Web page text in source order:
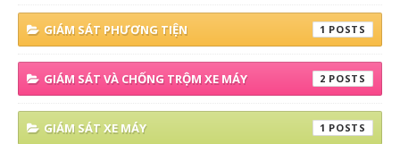
GIÁM SÁT PHƯƠNG TIỆN 1
GIÁM SÁT VÀ CHỐNG TRỘM XE MÁY 2
GIÁM SÁT XE MÁY 1